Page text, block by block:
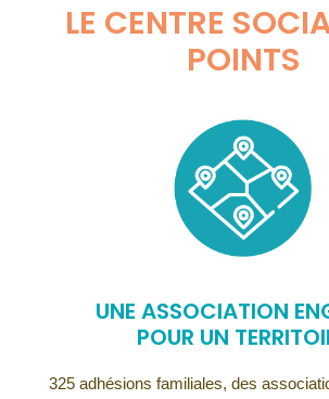
LE CENTRE
POINTS
UNE ASSOCIATION
POUR UN
325 adhésions familiales, des